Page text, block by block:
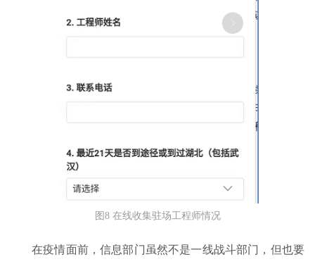
图8 在线收集驻场工程师情况
在疫情面前，信息部门虽然不是一线战斗部门，但也要